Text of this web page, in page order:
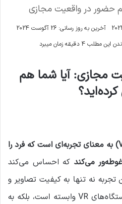
حضور در واقعیت مجازی
آخرین به روز رسانی: 26 آگوست 2024
مطلب 4 دقیقه زمان میبرد
مجازی: آیا شما هم
حضور در واقعیت مجازی (VR) به معنای تجربه‌ای است که فرد را
می‌کند که احساس می‌کند
تجربه نه تنها به کیفیت تصاویر و
صداهای ارائه شده توسط دستگاه‌های VR وابسته است، بلکه به